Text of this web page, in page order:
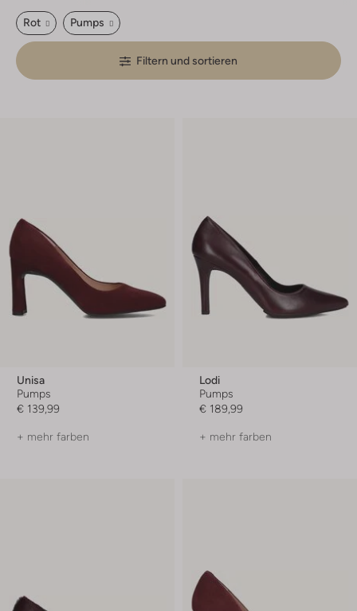
Rot Pumps
Filtern und sortieren
Unisa
Pumps
€ 139,99
+ mehr farben
Lodi
Pumps
€ 189,99
+ mehr farben